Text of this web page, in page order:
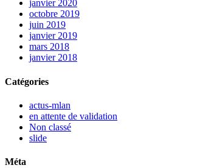
janvier 2020
octobre 2019
juin 2019
janvier 2019
mars 2018
janvier 2018
Catégories
actus-mlan
en attente de validation
Non classé
slide
Méta